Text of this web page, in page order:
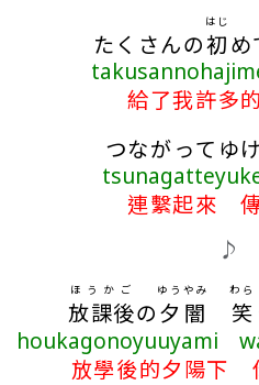
たくさんの初
はじ
給了我許多
つながってゆ
連繫起來
♪
放課後
ほうかご
の夕
ゆう
闇
やみ
笑
わら
houkagonoyuuyami
放學後的夕陽下